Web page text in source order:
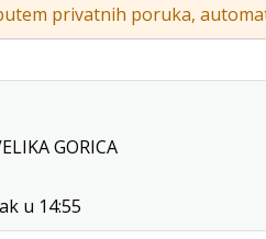
privatnih poruka,
GORICA
u 14:55